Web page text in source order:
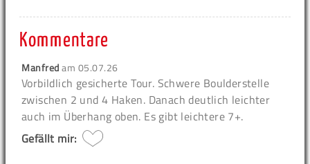
Kommentare
Manfredam 05.07.26
Vorbildlich gesicherte Tour. Schwere Boulderstelle
zwischen 2 und 4 Haken. Danach deutlich leichter
auch im Überhang oben. Es gibt leichtere 7+.
Gefällt mir: